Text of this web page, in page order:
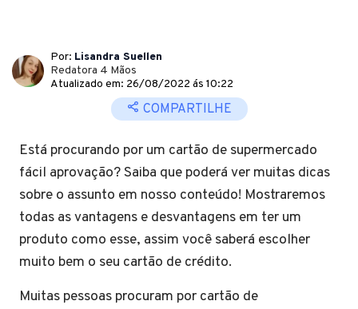
Por: Lisandra Suellen
Redatora 4 Mãos
Atualizado em: 26/08/2022 ás 10:22
COMPARTILHE
Está procurando por um cartão de supermercado
fácil aprovação? Saiba que poderá ver muitas dicas
sobre o assunto em nosso conteúdo! Mostraremos
todas as vantagens e desvantagens em ter um
produto como esse, assim você saberá escolher
muito bem o seu cartão de crédito.
Muitas pessoas procuram por cartão de